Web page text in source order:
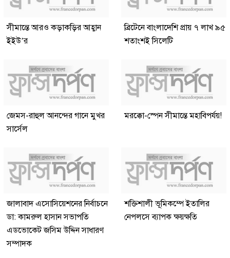
সীমান্তে আরও কড়াকড়ির আহ্বান
ইইউ’র
ব্রিটেনে বাংলাদেশি প্রায় ৭ লাখ ৯৫
শতাংশই সিলেটি
জেমস-রাহুল আনন্দের গানে মুখর
সার্সেল
মরক্কো-স্পেন সীমান্তে মহাবিপর্যয়!
জালাবাদ এসোসিয়েশনের নির্বাচনে
ডা: কামরুল হাসান সভাপতি
এডভোকেট জসিম উদ্দিন সাধারণ
সম্পাদক
শক্তিশালী ভূমিকম্পে ইতালির
নেপলসে ব্যাপক ক্ষয়ক্ষতি